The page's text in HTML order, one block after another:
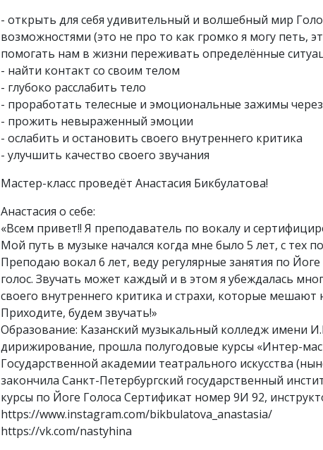
- открыть для себя удивительный и волшебный мир
возможностями (это не про то как громко я могу петь,
помогать нам в жизни переживать определённые
- найти контакт со своим телом
- глубоко расслабить тело
- проработать телесные и эмоциональные зажимы
- прожить невыраженный эмоции
- ослабить и остановить своего внутреннего критика
- улучшить качество своего звучания
Мастер-класс проведёт Анастасия Бикбулатова!
Анастасия о себе:
«Всем привет!! Я преподаватель по вокалу и
Мой путь в музыке начался когда мне было 5 лет, с тех
Преподаю вокал 6 лет, веду регулярные занятия по
голос. Звучать может каждый и в этом я убеждалась
своего внутреннего критика и страхи, которые мешают
Приходите, будем звучать!»
Образование: Казанский музыкальный колледж имени
дирижирование, прошла полугодовые курсы «Интер-
Государственной академии театрального искусства
закончила Санкт-Петербургский государственный
курсы по Йоге Голоса Сертификат номер 9И 92,
https://www.instagram.com/bikbulatova_anastasia/
https://vk.com/nastyhina